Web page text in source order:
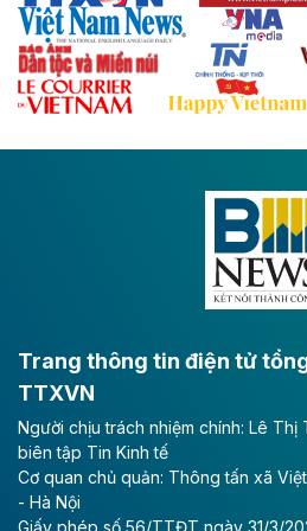
với hệ thống cửa khẩu quốc tế
Theo baodautu.vn
Đề xuất đầu tư 11.500 tỷ
tốc CT.11 qua Ninh Bình
Đông A dài khoảng 25,1 km
lực phát triển kinh tế - xã hội
Long Thành
Tổng công ty Cảng hàng không
(ACV) vừa lập kỷ lục mới về lợi
II/2026.
Theo baodautu.vn
Trang thông tin điện tử
TTXVN
Người chịu trách nhiệm chính: Lê Thị
biên tập Tin Kinh tế
Cơ quan chủ quản: Thông tấn xã
- Hà Nội
Giấy phép số 56/TTĐT ngày 31/3/